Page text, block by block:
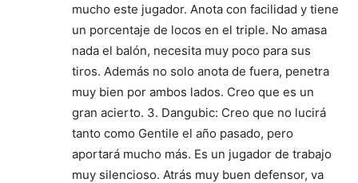
mucho este jugador. Anota con facilidad y tiene
un porcentaje de locos en el triple. No amasa
nada el balón, necesita muy poco para sus
tiros. Además no solo anota de fuera, penetra
muy bien por ambos lados. Creo que es un
gran acierto. 3. Dangubic: Creo que no lucirá
tanto como Gentile el año pasado, pero
aportará mucho más. Es un jugador de trabajo
muy silencioso. Atrás muy buen defensor, va